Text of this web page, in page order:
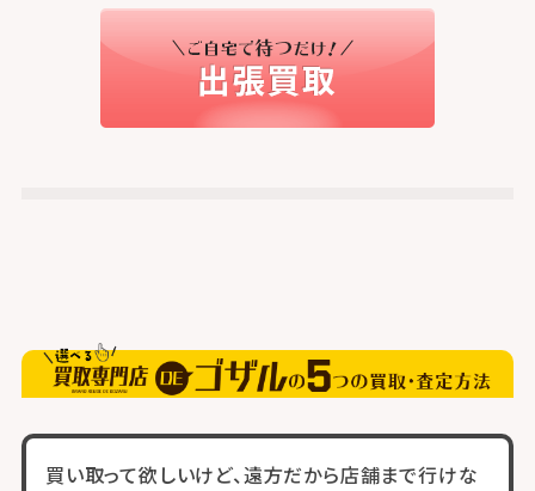
買い取って欲しいけど、遠方だから店舗まで行けな